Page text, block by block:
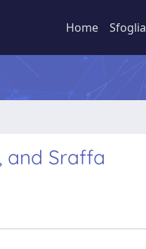
Home Sfoglia
and Sraffa